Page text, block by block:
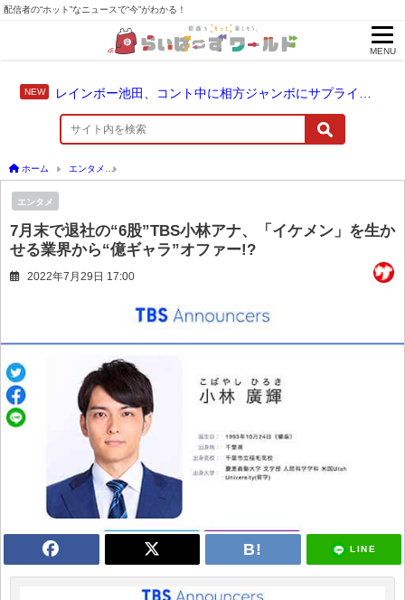
配信者の“ホット”なニュースで“今”がわかる！
MENU
ホーム エンタメ
エンタメ
7月末で退社の“6股”TBS小林アナ、「イケメン」を生か
せる業界から“億ギャラ”オファー!?
2022年7月29日 17:00
LINE